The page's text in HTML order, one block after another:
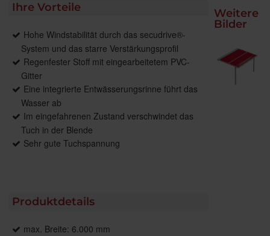
Ihre Vorteile
Hohe Windstabilität durch das secudrive®-
System und das starre Verstärkungsprofil
Regenfester Stoff mit eingearbeitetem PVC-
Gitter
Eine integrierte Entwässerungsrinne führt das
Wasser ab
Im eingefahrenen Zustand verschwindet das
Tuch in der Blende
Sehr gute Tuchspannung
Produktdetails
max. Breite: 6.000 mm
Weitere
Bilder